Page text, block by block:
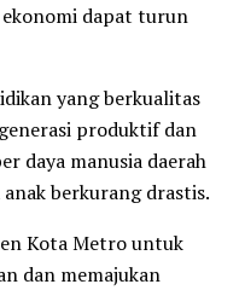
dapat turun
yang berkualitas
produktif dan
daya manusia daerah
berkurang drastis.
Kota Metro untuk
dan memajukan